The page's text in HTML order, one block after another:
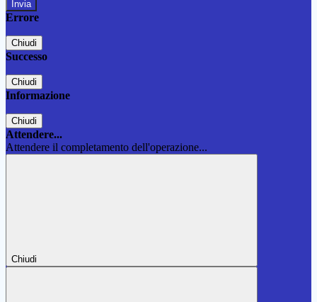
Errore
Chiudi
Successo
Chiudi
Informazione
Chiudi
Attendere...
Attendere il completamento dell'operazione...
Chiudi